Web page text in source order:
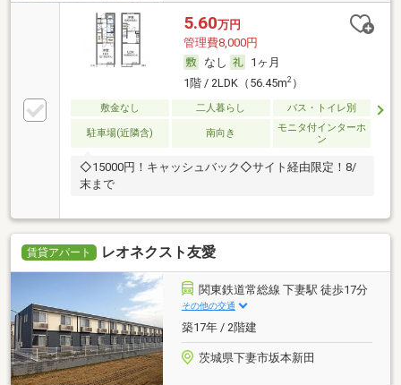
5.60万円
管理費8,000円
なし
1ヶ月
1階 / 2LDK（56.45m2）
敷金なし 二人暮らし バス・トイレ別
駐車場(近隣含) 南向き
モニタ付インターホ
ン
◇15000円！キャッシュバック◇サイト経由限定！8/
末まで
賃貸アパート レオネクスト友愛
関東鉄道常総線 下妻駅 徒歩17分
その他の交通
築17年 / 2階建
茨城県下妻市坂本新田